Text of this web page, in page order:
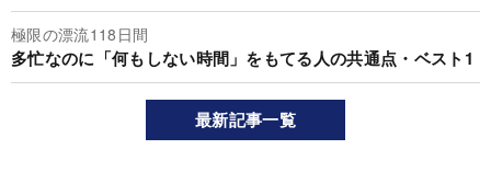
極限の漂流118日間
多忙なのに「何もしない時間」をもてる人の共通点・ベスト1
最新記事一覧